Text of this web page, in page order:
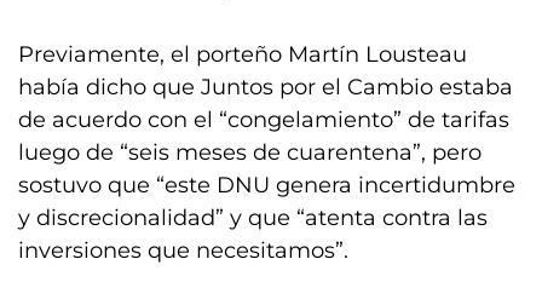
Previamente, el porteño Martín Lousteau
había dicho que Juntos por el Cambio estaba
de acuerdo con el “congelamiento” de tarifas
luego de “seis meses de cuarentena”, pero
sostuvo que “este DNU genera incertidumbre
y discrecionalidad” y que “atenta contra las
inversiones que necesitamos”.